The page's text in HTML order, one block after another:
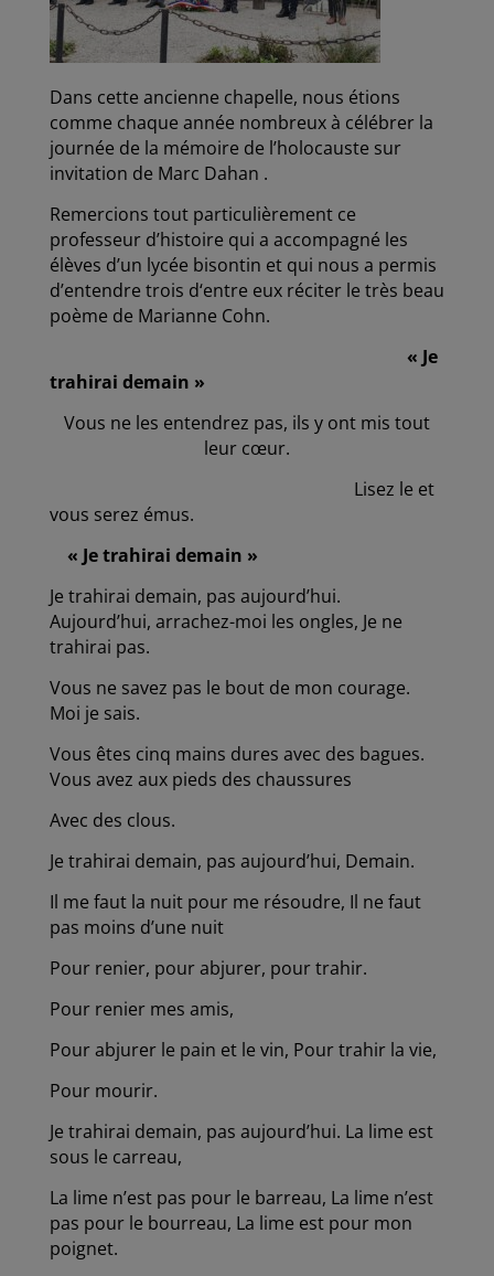
Dans cette ancienne chapelle, nous étions
comme chaque année nombreux à célébrer la
journée de la mémoire de l’holocauste sur
invitation de Marc Dahan .
Remercions tout particulièrement ce
professeur d’histoire qui a accompagné les
élèves d’un lycée bisontin et qui nous a permis
d’entendre trois d‘entre eux réciter le très beau
poème de Marianne Cohn.
« Je
trahirai demain »
Vous ne les entendrez pas, ils y ont mis tout
leur cœur.
Lisez le et
vous serez émus.
« Je trahirai demain »
Je trahirai demain, pas aujourd’hui.
Aujourd’hui, arrachez-moi les ongles, Je ne
trahirai pas.
Vous ne savez pas le bout de mon courage.
Moi je sais.
Vous êtes cinq mains dures avec des bagues.
Vous avez aux pieds des chaussures
Avec des clous.
Je trahirai demain, pas aujourd’hui, Demain.
Il me faut la nuit pour me résoudre, Il ne faut
pas moins d’une nuit
Pour renier, pour abjurer, pour trahir.
Pour renier mes amis,
Pour abjurer le pain et le vin, Pour trahir la vie,
Pour mourir.
Je trahirai demain, pas aujourd’hui. La lime est
sous le carreau,
La lime n’est pas pour le barreau, La lime n’est
pas pour le bourreau, La lime est pour mon
poignet.